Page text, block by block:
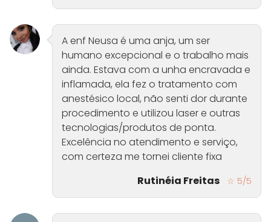
A enf Neusa é uma anja, um ser
humano excepcional e o trabalho mais
ainda. Estava com a unha encravada e
inflamada, ela fez o tratamento com
anestésico local, não senti dor durante
procedimento e utilizou laser e outras
tecnologias/produtos de ponta.
Excelência no atendimento e serviço,
com certeza me tornei cliente fixa
Rutinéia Freitas
☆ 5/5